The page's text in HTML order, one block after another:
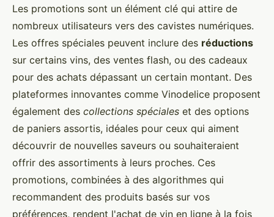
Les promotions sont un élément clé qui attire de
nombreux utilisateurs vers des cavistes numériques.
Les offres spéciales peuvent inclure des réductions
sur certains vins, des ventes flash, ou des cadeaux
pour des achats dépassant un certain montant. Des
plateformes innovantes comme Vinodelice proposent
également des collections spéciales et des options
de paniers assortis, idéales pour ceux qui aiment
découvrir de nouvelles saveurs ou souhaiteraient
offrir des assortiments à leurs proches. Ces
promotions, combinées à des algorithmes qui
recommandent des produits basés sur vos
préférences, rendent l'achat de vin en ligne à la fois